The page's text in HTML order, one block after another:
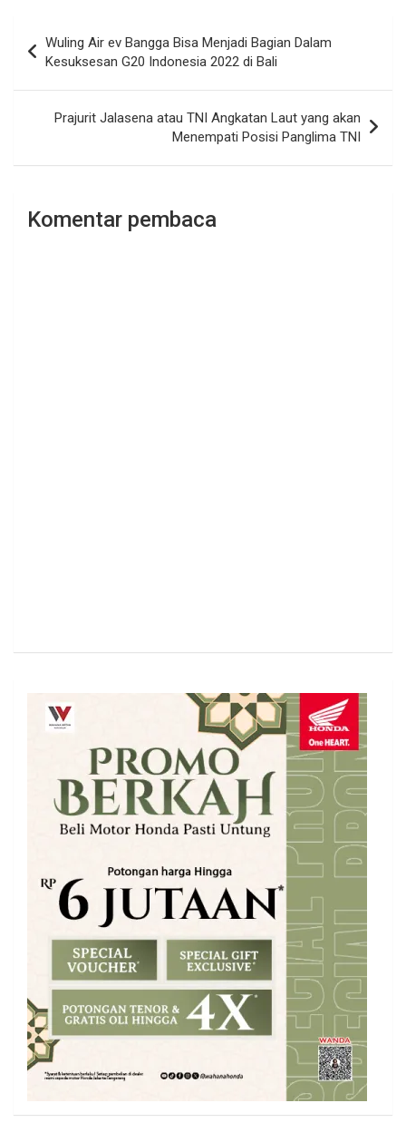
pos
Wuling Air ev Bangga Bisa Menjadi Bagian Dalam
Kesuksesan G20 Indonesia 2022 di Bali
Prajurit Jalasena atau TNI Angkatan Laut yang akan
Menempati Posisi Panglima TNI
Komentar pembaca